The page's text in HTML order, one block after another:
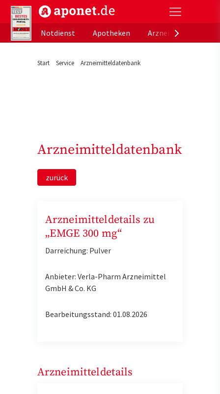
aponet.de - Das offizielle Gesundheitsportal der
Notdienst
Apotheken
Start Service Arzneimitteldatenbank
Arzneimitteldatenbank
zurück
Arzneimitteldetails zu
„EMGE 300 mg“
Darreichung: Pulver
Anbieter: Verla-Pharm Arzneimittel
GmbH & Co. KG
Bearbeitungsstand: 01.08.2026
Arzneimitteldetails